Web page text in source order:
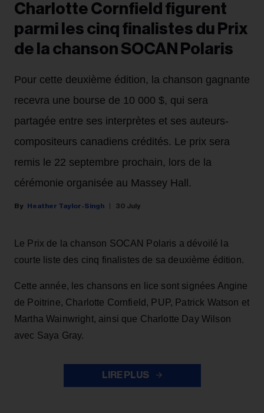
Charlotte Cornfield figurent
parmi les cinq finalistes du Prix
de la chanson SOCAN Polaris
Pour cette deuxième édition, la chanson gagnante
recevra une bourse de 10 000 $, qui sera
partagée entre ses interprètes et ses auteurs-
compositeurs canadiens crédités. Le prix sera
remis le 22 septembre prochain, lors de la
cérémonie organisée au Massey Hall.
Heather Taylor-Singh 30 July
Le Prix de la chanson SOCAN Polaris a dévoilé la
courte liste des cinq finalistes de sa deuxième édition.
Cette année, les chansons en lice sont signées Angine
de Poitrine, Charlotte Cornfield, PUP, Patrick Watson et
Martha Wainwright, ainsi que Charlotte Day Wilson
avec Saya Gray.
LIRE PLUS